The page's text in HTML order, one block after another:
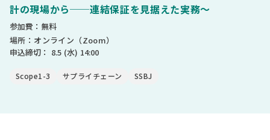
計の現場から──連結保証を見据えた実務〜
参加費：無料
場所：オンライン（Zoom）
申込締切： 8.5 (水) 14:00
Scope1-3 サプライチェーン SSBJ